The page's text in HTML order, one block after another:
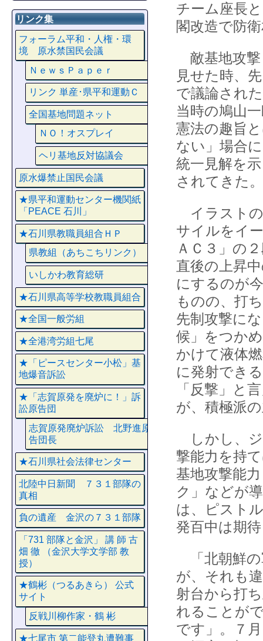
チーム座長
閣改造で防
敵基地攻撃
見せた時、
で議論され
当時の鳩山
憲法の趣旨
ない」場合
統一見解を
されてきた。
イラストの
サイルをイ
ＡＣ３」の
直後の上昇
にするのが
ものの、打
先制攻撃に
候」をつか
かけて液体
に発射でき
「反撃」と
が、積極派
しかし、ジ
撃能力を持
基地攻撃能
ク」などが
は、ピスト
発百中は期
「北朝鮮の
が、それも
射台から打
れることが
です」。７
リンク集
フォーラム平和・人権・環
境 原水禁国民会議
ＮｅｗｓＰａｐｅｒ
リンク 単産･県平和運動Ｃ
全国基地問題ネット
ＮＯ！オスプレイ
ヘリ基地反対協議会
原水爆禁止国民会議
★県平和運動センター機関紙
「PEACE 石川」
★石川県教職員組合ＨＰ
県教組（あちこちリンク）
いしかわ教育総研
★石川県高等学校教職員組合
★全国一般労組
★全港湾労組七尾
★「ピースセンター小松」基
地爆音訴訟
★「志賀原発を廃炉に！」訴
訟原告団
志賀原発廃炉訴訟 北野進原
告団長
★石川県社会法律センター
北陸中日新聞 ７３１部隊の
真相
負の遺産 金沢の７３１部隊
「731 部隊と金沢」 講 師 古
畑 徹 （金沢大学文学部 教
授）
★鶴彬（つるあきら） 公式
サイト
反戦川柳作家・鶴 彬
★七尾市 第二能登丸遭難事